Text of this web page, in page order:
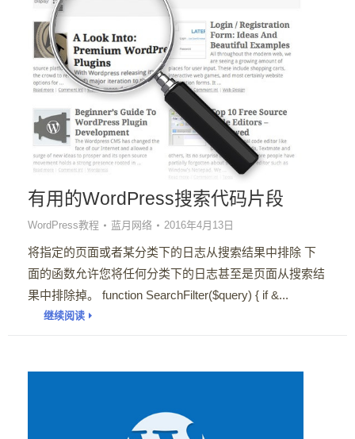
有用的WordPress搜索代码片段
WordPress教程 蓝月网络 2016年4月13日
将指定的页面或者某分类下的日志从搜索结果中排除 下
面的函数允许您将任何分类下的日志甚至是页面从搜索结
果中排除掉。 function SearchFilter($query) { if &...
继续阅读